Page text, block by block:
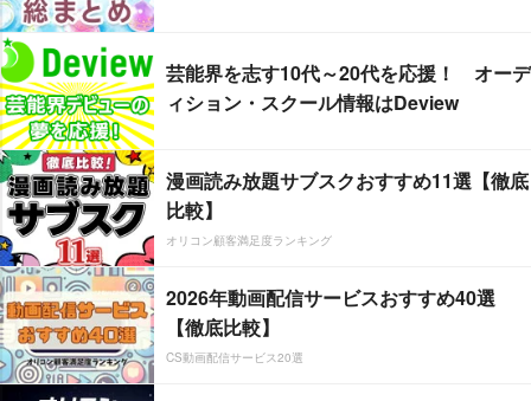
芸能界を志す10代～20代を応援！ オーデ
ィション・スクール情報はDeview
漫画読み放題サブスクおすすめ11選【徹底
比較】
オリコン顧客満足度ランキング
2026年動画配信サービスおすすめ40選
【徹底比較】
CS動画配信サービス20選